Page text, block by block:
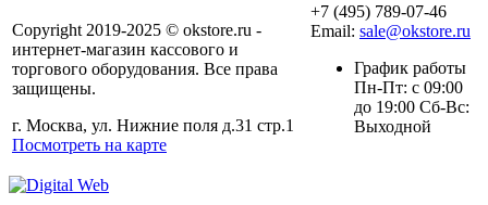
Copyright 2019-2025 © okstore.ru -
интернет-магазин кассового и
торгового оборудования. Все права
защищены.
г. Москва, ул. Нижние поля д.31 стр.1
Посмотреть на карте
+7 (495) 789-07-46
Email: sale@okstore.ru
График работы
Пн-Пт: с 09:00
до 19:00 Сб-Вс:
Выходной